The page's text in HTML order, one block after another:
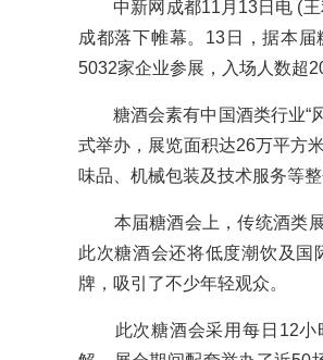
中新网成都11月13日电 (王
成都落下帷幕。13日，据本
5032家企业参展，入场人数超
糖酒会素有中国酒类行业“风
式举办，展览面积达26万平方
味品、机械包装及技术服务等
本届糖酒会上，传统酒类展
此次糖酒会还将低度潮饮及国
牌，吸引了不少年轻观众。
此次糖酒会采用每日12小